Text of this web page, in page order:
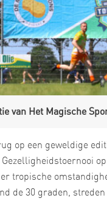
Het Magische Spons
op een geweldige
tropische
de 30 graden,